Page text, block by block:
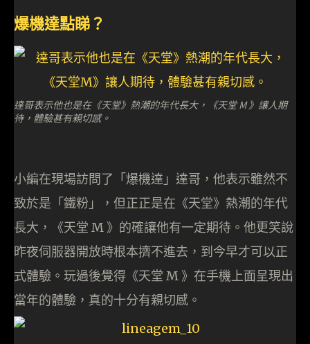
爆機達點睇？
達哥表示他也是在《天堂》熱潮的年代長大，《天堂 M 》讓人期
待，體驗甚有親切感。
小編在現場訪問了「爆機達」達哥，他表示雖然不
致於是「鐵粉」，但正正是在《天堂》熱潮的年代
長大，《天堂 M 》的確讓他有一定期待。他更笑說
昨夜伺服器開放時根本擠不進去，到今早才可以正
式體驗。玩過後覺得《天堂 M 》在手機上面呈現出
當年的體驗，真的十分有親切感。